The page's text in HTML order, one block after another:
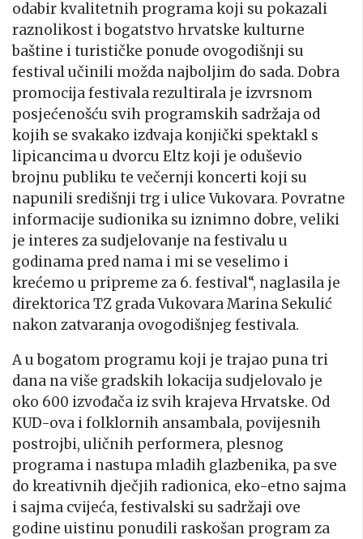
odabir kvalitetnih programa koji su pokazali
raznolikost i bogatstvo hrvatske kulturne
baštine i turističke ponude ovogodišnji su
festival učinili možda najboljim do sada. Dobra
promocija festivala rezultirala je izvrsnom
posjećenošću svih programskih sadržaja od
kojih se svakako izdvaja konjički spektakl s
lipicancima u dvorcu Eltz koji je oduševio
brojnu publiku te večernji koncerti koji su
napunili središnji trg i ulice Vukovara. Povratne
informacije sudionika su iznimno dobre, veliki
je interes za sudjelovanje na festivalu u
godinama pred nama i mi se veselimo i
krećemo u pripreme za 6. festival“, naglasila je
direktorica TZ grada Vukovara Marina Sekulić
nakon zatvaranja ovogodišnjeg festivala.
A u bogatom programu koji je trajao puna tri
dana na više gradskih lokacija sudjelovalo je
oko 600 izvođača iz svih krajeva Hrvatske. Od
KUD-ova i folklornih ansambala, povijesnih
postrojbi, uličnih performera, plesnog
programa i nastupa mladih glazbenika, pa sve
do kreativnih dječjih radionica, eko-etno sajma
i sajma cvijeća, festivalski su sadržaji ove
godine uistinu ponudili raskošan program za